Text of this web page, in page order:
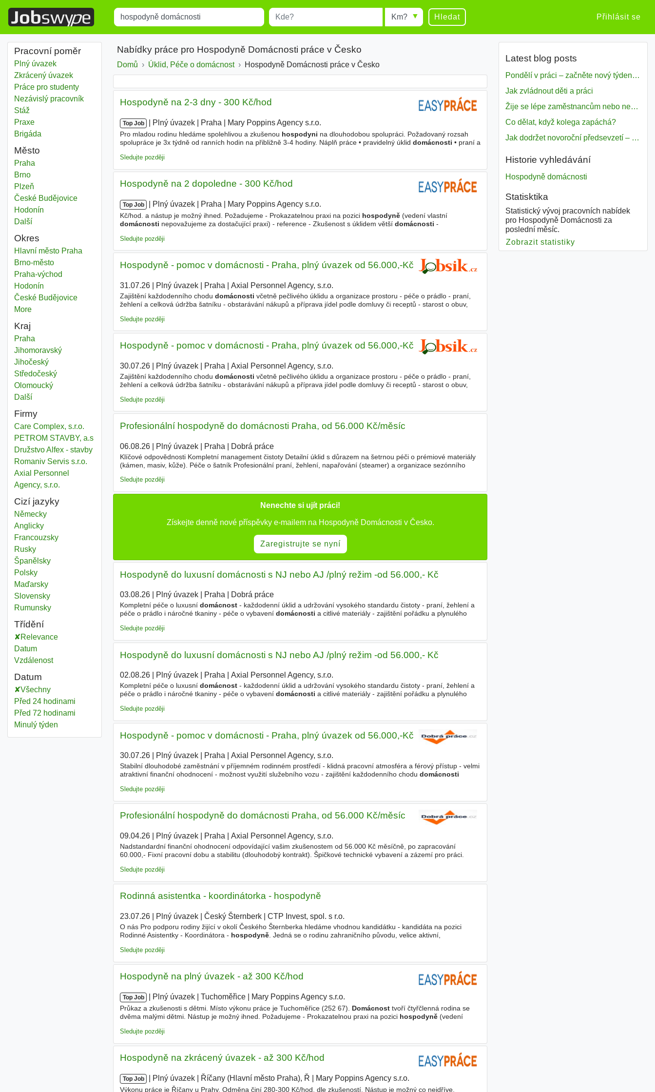
Title Místo Radius Hledat Přihlásit se
Pracovní poměr
Plný úvazek
Zkrácený úvazek
Práce pro studenty
Nezávislý pracovník
Stáž
Praxe
Brigáda
Město
Hospodyně domácnosti
Praha
Hospodyně domácnosti
Brno
Hospodyně domácnosti
Plzeň
Hospodyně domácnosti
České Budějovice
Hospodyně domácnosti
Hodonín
Dalšíměsta
Okres
Hospodyně domácnosti
Hlavní město Praha
Hospodyně domácnosti
Brno-městoOkres
Hospodyně domácnosti
Praha-východ
Hospodyně domácnosti
Hodonín
Hospodyně domácnosti
České BudějoviceOkres
Moredistricts
Kraj
Hospodyně domácnosti
Praha
Hospodyně domácnosti
JihomoravskýKraj
Hospodyně domácnosti
JihočeskýKraj
Hospodyně domácnosti
StředočeskýKraj
Hospodyně domácnosti
OlomouckýKraj
Dalšíkraj
Firmy
Care Complex, s.r.o.
PETROM STAVBY, a.s
Družstvo Alfex - stavby
Romaniv Servis s.r.o.
Axial Personnel
Agency, s.r.o.
Cizí jazyky
Německy
Anglicky
Francouzsky
Rusky
Španělsky
Polsky
Maďarsky
Slovensky
Rumunsky
Třídění
Relevance
Datum
Vzdálenost
Datum
Všechny
Před 24 hodinami
Před 72 hodinami
Minulý týden
Nabídky práce pro Hospodyně Domácnosti práce v Česko
Domů Úklid, Péče o domácnost Hospodyně Domácnosti práce v Česko
Hospodyně na 2-3 dny - 300 Kč/hod
Top Job Plný úvazek Praha Mary Poppins Agency s.r.o.
Pro mladou rodinu hledáme spolehlivou a zkušenou hospodyni na dlouhodobou spolupráci. Požadovaný rozsah
spolupráce je 3x týdně od ranních hodin na přibližně 3-4 hodiny. Náplň práce • pravidelný úklid domácnosti • praní a
Sledujte později
Hospodyně na 2 dopoledne - 300 Kč/hod
Top Job Plný úvazek Praha Mary Poppins Agency s.r.o.
Kč/hod. a nástup je možný ihned. Požadujeme - Prokazatelnou praxi na pozici hospodyně(vedení vlastní
domácnosti nepovažujeme za dostačující praxi) - reference - Zkušenost s úklidem větší domácnosti -
Sledujte později
Hospodyně - pomoc v domácnosti - Praha, plný úvazek od 56.000,-Kč
31.07.26| Plný úvazek| Praha Axial Personnel Agency, s.r.o.
Zajištění každodenního chodu domácnosti včetně pečlivého úklidu a organizace prostoru - péče o prádlo - praní,
žehlení a celková údržba šatníku - obstarávání nákupů a příprava jídel podle domluvy či receptů - starost o obuv,
Sledujte později
Hospodyně - pomoc v domácnosti - Praha, plný úvazek od 56.000,-Kč
30.07.26| Plný úvazek| Praha Axial Personnel Agency, s.r.o.
Zajištění každodenního chodu domácnosti včetně pečlivého úklidu a organizace prostoru - péče o prádlo - praní,
žehlení a celková údržba šatníku - obstarávání nákupů a příprava jídel podle domluvy či receptů - starost o obuv,
Sledujte později
Profesionální hospodyně do domácnosti Praha, od 56.000 Kč/měsíc
06.08.26| Plný úvazek| Praha Dobrá práce
Klíčové odpovědnosti Kompletní management čistoty Detailní úklid s důrazem na šetrnou péči o prémiové materiály
(kámen, masiv, kůže). Péče o šatník Profesionální praní, žehlení, napařování (steamer) a organizace sezónního
Sledujte později
Nenechte si ujít práci!
Získejte denně nové příspěvky e-mailem na Hospodyně Domácnosti v Česko.
Zaregistrujte se nyní
Hospodyně do luxusní domácnosti s NJ nebo AJ /plný režim -od 56.000,- Kč
03.08.26| Plný úvazek| Praha| Dobrá práce
Kompletní péče o luxusní domácnost- každodenní úklid a udržování vysokého standardu čistoty - praní, žehlení a
péče o prádlo i náročné tkaniny - péče o vybavení domácnosti a citlivé materiály - zajištění pořádku a plynulého
Sledujte později
Hospodyně do luxusní domácnosti s NJ nebo AJ /plný režim -od 56.000,- Kč
02.08.26| Plný úvazek| Praha| Axial Personnel Agency, s.r.o.
Kompletní péče o luxusní domácnost- každodenní úklid a udržování vysokého standardu čistoty - praní, žehlení a
péče o prádlo i náročné tkaniny - péče o vybavení domácnosti a citlivé materiály - zajištění pořádku a plynulého
Sledujte později
Hospodyně - pomoc v domácnosti - Praha, plný úvazek od 56.000,-Kč
30.07.26| Plný úvazek| Praha Axial Personnel Agency, s.r.o.
Stabilní dlouhodobé zaměstnání v příjemném rodinném prostředí - klidná pracovní atmosféra a férový přístup - velmi
atraktivní finanční ohodnocení - možnost využití služebního vozu - zajištění každodenního chodu domácnosti
Sledujte později
Profesionální hospodyně do domácnosti Praha, od 56.000 Kč/měsíc
09.04.26| Plný úvazek| Praha Axial Personnel Agency, s.r.o.
Nadstandardní finanční ohodnocení odpovídající vašim zkušenostem od 56.000 Kč měsíčně, po zapracování
60.000,- Fixní pracovní dobu a stabilitu (dlouhodobý kontrakt). Špičkové technické vybavení a zázemí pro práci.
Sledujte později
Rodinná asistentka - koordinátorka - hospodyně
23.07.26| Plný úvazek| Český Šternberk| CTP Invest, spol. s r.o.
O nás Pro podporu rodiny žijící v okolí Českého Šternberka hledáme vhodnou kandidátku - kandidáta na pozici
Rodinné Asistentky - Koordinátora - hospodyně. Jedná se o rodinu zahraničního původu, velice aktivní,
Sledujte později
Hospodyně na plný úvazek - až 300 Kč/hod
Top Job Plný úvazek Tuchoměřice Mary Poppins Agency s.r.o.
Průkaz a zkušenosti s dětmi. Místo výkonu práce je Tuchoměřice (252 67). Domácnosttvoří čtyřčlenná rodina se
dvěma malými dětmi. Nástup je možný ihned. Požadujeme - Prokazatelnou praxi na pozici hospodyně(vedení
Sledujte později
Hospodyně na zkrácený úvazek - až 300 Kč/hod
Top Job Plný úvazek Říčany (Hlavní město Praha), Ř Mary Poppins Agency s.r.o.
Výkonu práce je Říčany u Prahy. Odměna činí 280-300 Kč/hod. dle zkušeností. Nástup je možný co nejdříve.
Latest blog posts
Pondělí v práci – začněte nový týden s motivací
Jak zvládnout děti a práci
Žije se lépe zaměstnancům nebo nezavislým pracovníkům
Co dělat, když kolega zapáchá?
Jak dodržet novoroční předsevzetí – naše tipy pro dobrý začátek roku 2018
Historie vyhledávání
Hospodyně domácnosti
Statisktika
Statistický vývoj pracovních nabídek
pro Hospodyně Domácnosti za
poslední měsíc.
Zobrazit statistiky